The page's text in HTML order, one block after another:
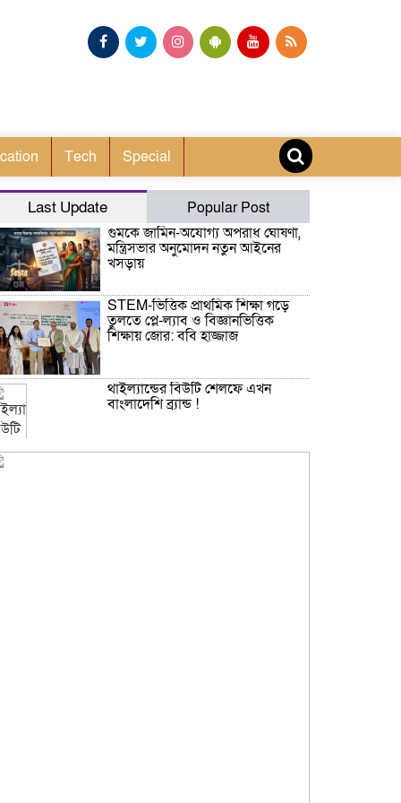
Tech Special
Last Update
Popular Post
গুমকে জামিন-অযোগ্য অপরাধ ঘোষণা,
মন্ত্রিসভার অনুমোদন নতুন আইনের
খসড়ায়
STEM-ভিত্তিক প্রাথমিক শিক্ষা গড়ে
তুলতে প্লে-ল্যাব ও বিজ্ঞানভিত্তিক
শিক্ষায় জোর: ববি হাজ্জাজ
থাইল্যান্ডের বিউটি শেলফে এখন
বাংলাদেশি ব্র্যান্ড !